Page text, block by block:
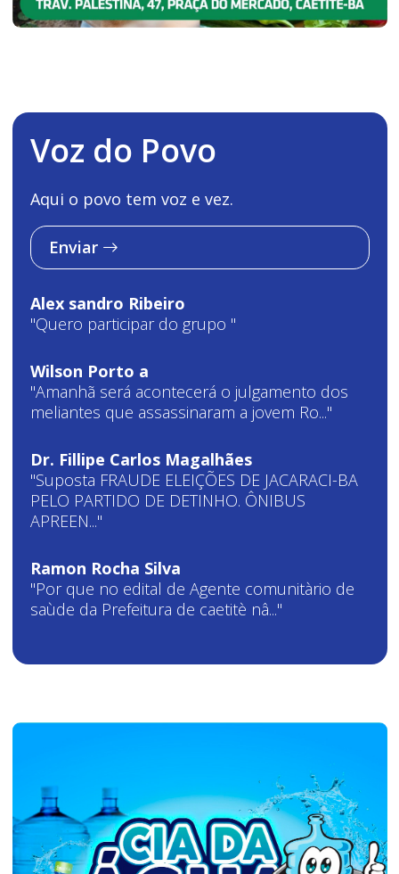
Voz do Povo
Aqui o povo tem voz e vez.
Enviar
Alex sandro Ribeiro
"Quero participar do grupo "
Wilson Porto a
"Amanhã será acontecerá o julgamento dos
meliantes que assassinaram a jovem Ro..."
Dr. Fillipe Carlos Magalhães
"Suposta FRAUDE ELEIÇÕES DE JACARACI-BA
PELO PARTIDO DE DETINHO. ÔNIBUS
APREEN..."
Ramon Rocha Silva
"Por que no edital de Agente comunitàrio de
saùde da Prefeitura de caetitè nâ..."